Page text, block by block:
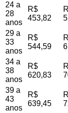
24 a
28
anos
R$
453,82
29 a
33
anos
R$
544,59
34 a
38
anos
R$
620,83
39 a
43
anos
R$
639,45